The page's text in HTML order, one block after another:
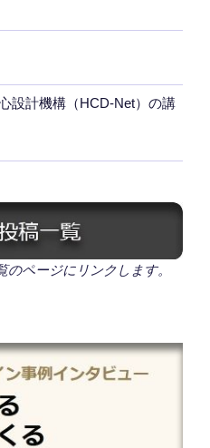
設計機構（HCD-Net）の講
ページにリンクします。